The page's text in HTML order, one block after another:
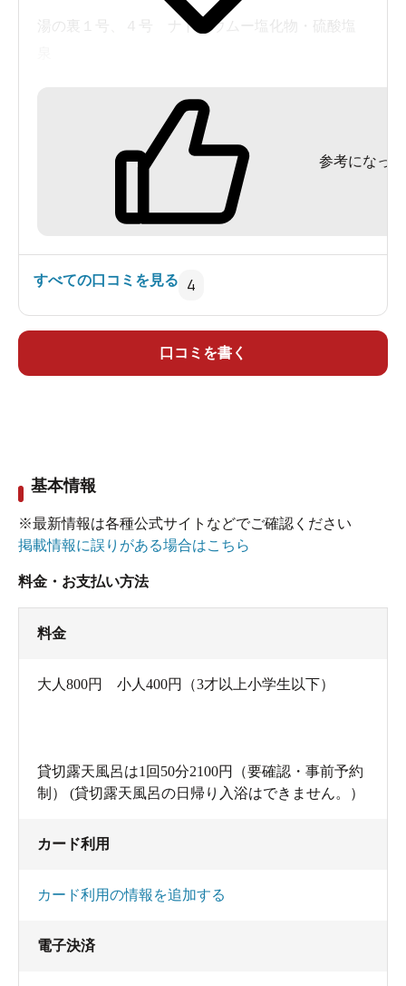
露天風呂付の客室や貸切露天風呂もあるので、別
の季節に一度泊まってゆっくりしてみたい宿です
ﾄﾛﾝﾁｳﾑｲｵﾝ1.6mg、鉄（II）ｲｵﾝ0.2mg、ﾌｯ化物ｲｵﾝ
1.5mg、塩化物ｲｵﾝ551.4mg、臭化物ｲｵﾝ1.5mg、ﾖｳ化
物ｲｵﾝ0.6mg、硝酸ｲｵﾝ0.5mg、硫酸ｲｵﾝ393.0mg、炭
酸水素ｲｵﾝ80.9mg、蒸発残留物1689mg
湯の裏１号、４号 ナトリウムー塩化物・硫酸塩
タケイ酸 ２１．９ メタホウ酸 ５．３
参考になった
すべての口コミを見る 4
口コミを書く
基本情報
※最新情報は各種公式サイトなどでご確認ください
掲載情報に誤りがある場合はこちら
料金・お支払い方法
料金
大人800円 小人400円（3才以上小学生以下）
貸切露天風呂は1回50分2100円（要確認・事前予約
制） (貸切露天風呂の日帰り入浴はできません。）
カード利用
カード利用の情報を追加する
電子決済